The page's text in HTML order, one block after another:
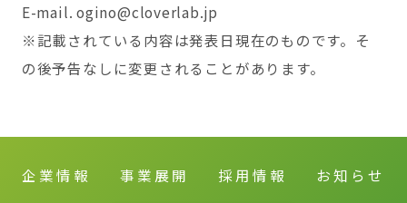
E-mail. ogino@cloverlab.jp
※記載されている内容は発表日現在のものです。そ
の後予告なしに変更されることがあります。
企業情報 事業展開 採用情報 お知らせ